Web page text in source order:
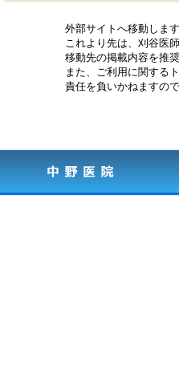
外部サイトへ移動しま
これより先は、刈谷医
移動先の掲載内容を推
また、ご利用に関する
責任を負いかねますの